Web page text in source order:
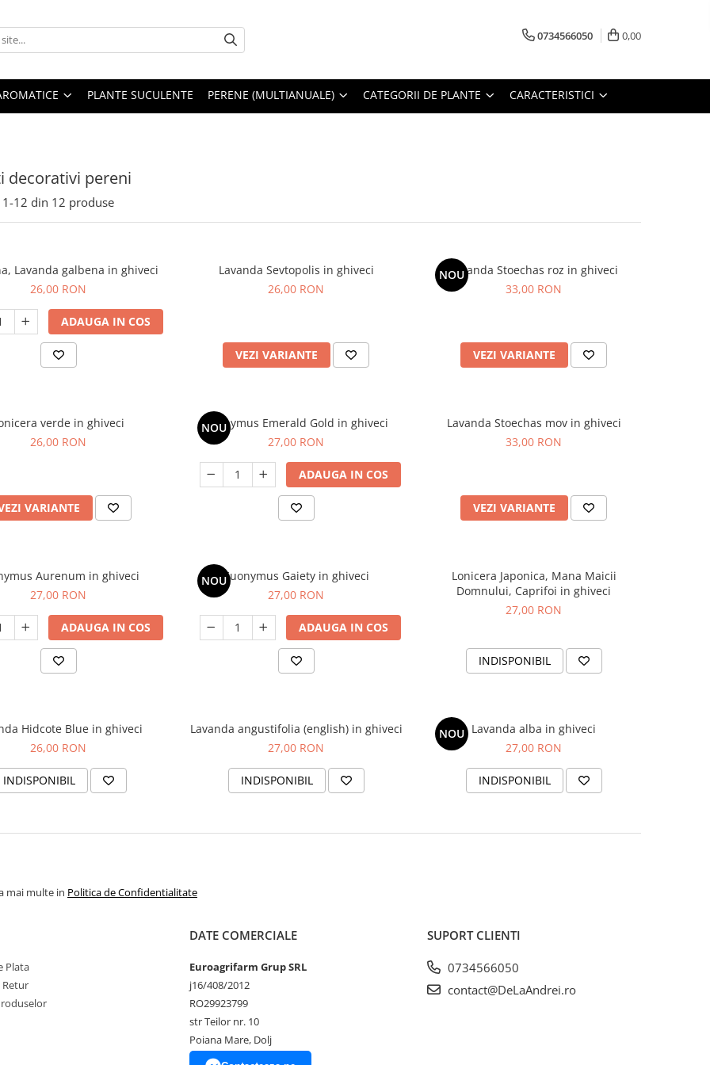
0734566050 0,00
PLANTE SUCULENTE PERENE (MULTIANUALE) CATEGORII DE PLANTE CARACTERISTICI
decorativi pereni
1-12 din 12 produse
Lavanda galbena in ghiveci
26,00 RON
ADAUGA IN COS
Lavanda Sevtopolis in ghiveci
26,00 RON
VEZI VARIANTE
NOU
Lavanda Stoechas roz in ghiveci
33,00 RON
VEZI VARIANTE
verde in ghiveci
26,00 RON
VARIANTE
NOU
Euonymus Emerald Gold in ghiveci
27,00 RON
ADAUGA IN COS
Lavanda Stoechas mov in ghiveci
33,00 RON
VEZI VARIANTE
Aurenum in ghiveci
27,00 RON
ADAUGA IN COS
NOUEuonymus Gaiety in ghiveci
27,00 RON
ADAUGA IN COS
Lonicera Japonica, Mana Maicii
Domnului, Caprifoi in ghiveci
27,00 RON
INDISPONIBIL
Hidcote Blue in ghiveci
26,00 RON
INDISPONIBIL
Lavanda angustifolia (english) in ghiveci
27,00 RON
INDISPONIBIL
NOU Lavanda alba in ghiveci
27,00 RON
INDISPONIBIL
mai multe in Politica de Confidentialitate
Plata
Retur
DATE COMERCIALE
Euroagrifarm Grup SRL
j16/408/2012
RO29923799
str Teilor nr. 10
Poiana Mare, Dolj
SUPORT CLIENTI
0734566050
contact@DeLaAndrei.ro